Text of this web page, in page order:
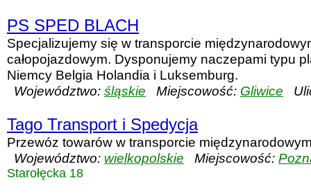
PS SPED BLACH
Specjalizujemy się w transporcie
całopojazdowym. Dysponujemy naczepami typu
Niemcy Belgia Holandia i Luksemburg.
Województwo: śląskie Miejscowość: Gliwice
Tago Transport i Spedycja
Przewóz towarów w transporcie
Województwo: wielkopolskie Miejscowość:
Starołęcka 18